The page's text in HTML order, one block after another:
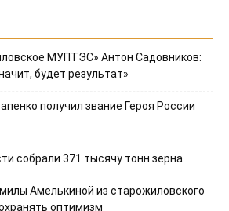
МУПТЭС» Антон Садовников:
будет результат»
получил звание Героя России
собрали 371 тысячу тонн зерна
Амелькиной из старожиловского
оптимизм